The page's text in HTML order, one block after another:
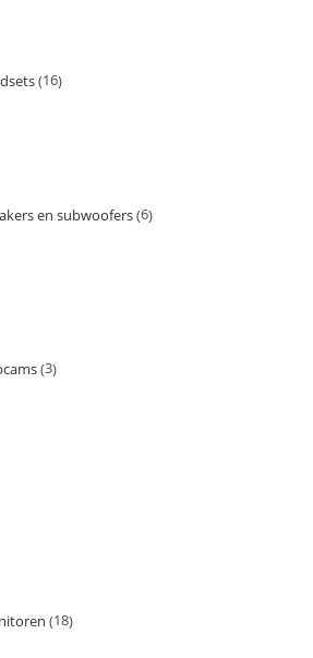
16
en subwoofers 6
3
18